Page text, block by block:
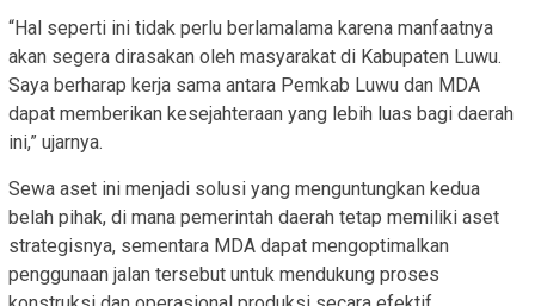
“Hal seperti ini tidak perlu berlamalama karena manfaatnya
akan segera dirasakan oleh masyarakat di Kabupaten Luwu.
Saya berharap kerja sama antara Pemkab Luwu dan MDA
dapat memberikan kesejahteraan yang lebih luas bagi daerah
ini,” ujarnya.
Sewa aset ini menjadi solusi yang menguntungkan kedua
belah pihak, di mana pemerintah daerah tetap memiliki aset
strategisnya, sementara MDA dapat mengoptimalkan
penggunaan jalan tersebut untuk mendukung proses